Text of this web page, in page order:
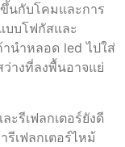
นกับโคมและการ
บบโฟกัสและ
นำหลอด led ไปใส่
างที่ลงพื้นอาจแย่
ะรีเฟลกเตอร์ยังดี
เฟลกเตอร์ไหม้